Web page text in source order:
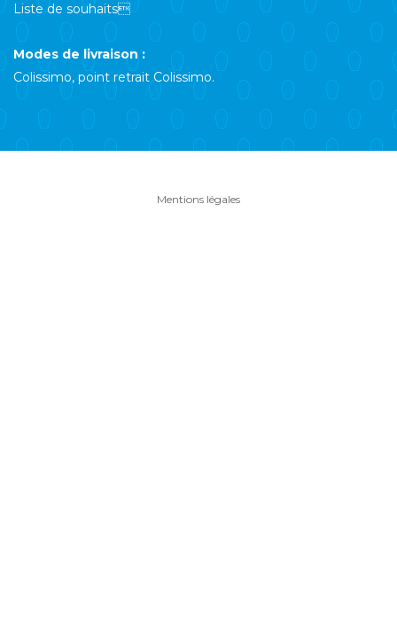
Liste de souhaits
Modes de livraison :
Colissimo, point retrait Colissimo.
Mentions légales